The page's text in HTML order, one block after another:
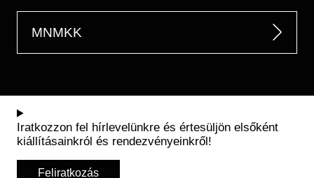
MNMKK
Iratkozzon fel hírlevelünkre és értesüljön elsőként
kiállításainkról és rendezvényeinkről!
Feliratkozás